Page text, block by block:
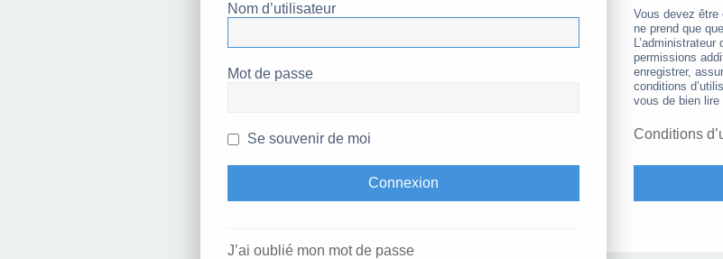
Nom d’utilisateur
Mot de passe
Se souvenir de moi
J’ai oublié mon mot de passe
Vous devez être
ne prend que
permissions
enregistrer,
conditions
vous de bien
Conditions